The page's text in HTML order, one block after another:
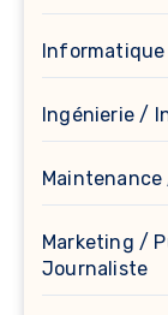
Ingénierie /
Marketing /
Journaliste